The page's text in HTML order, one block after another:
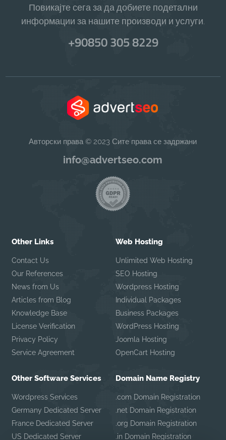
Повикајте сега за да добиете подетални
информации за нашите производи и услуги.
+90850 305 8229
Авторски права © 2023 Сите права се задржани
info@advertseo.com
Other Links
Contact Us
Our References
News from Us
Articles from Blog
Knowledge Base
License Verification
Privacy Policy
Service Agreement
Web Hosting
Unlimited Web Hosting
SEO Hosting
Wordpress Hosting
Individual Packages
Business Packages
WordPress Hosting
Joomla Hosting
OpenCart Hosting
Other Software Services
Wordpress Services
Germany Dedicated Server
France Dedicated Server
US Dedicated Server
Domain Name Registry
.com Domain Registration
.net Domain Registration
.org Domain Registration
.in Domain Registration